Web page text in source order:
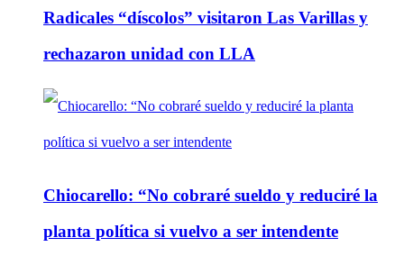
Radicales “díscolos” visitaron Las Varillas y
rechazaron unidad con LLA
Chiocarello: “No cobraré sueldo y reduciré la
planta política si vuelvo a ser intendente